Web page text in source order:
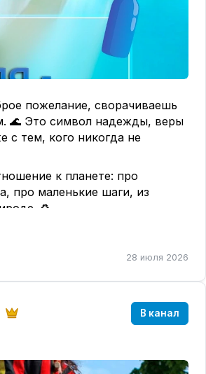
пожелание, сворачиваешь
🌊 Это символ надежды, веры
с тем, кого никогда не
к планете: про
про маленькие шаги, из
♻
добрые слова, которые
послание в бутылке, что
одно желание, одно слово —
🤗
#НадеждаНаБудущее
28 июля 2026
В канал